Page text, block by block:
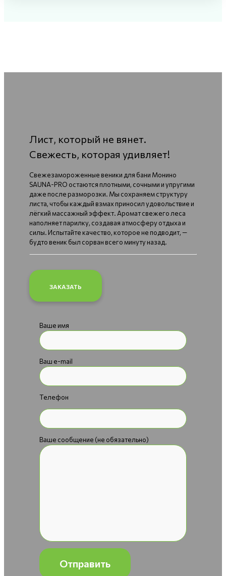
Лист, который не вянет.
Свежесть, которая удивляет!
Свежезамороженные веники для бани Монино
SAUNA-PRO остаются плотными, сочными и упругими
даже после разморозки. Мы сохраняем структуру
листа, чтобы каждый взмах приносил удовольствие и
лёгкий массажный эффект. Аромат свежего леса
наполняет парилку, создавая атмосферу отдыха и
силы. Испытайте качество, которое не подводит, —
будто веник был сорван всего минуту назад.
ЗАКАЗАТЬ
Ваше имя
Ваш e-mail
Телефон
Ваше сообщение (не обязательно)